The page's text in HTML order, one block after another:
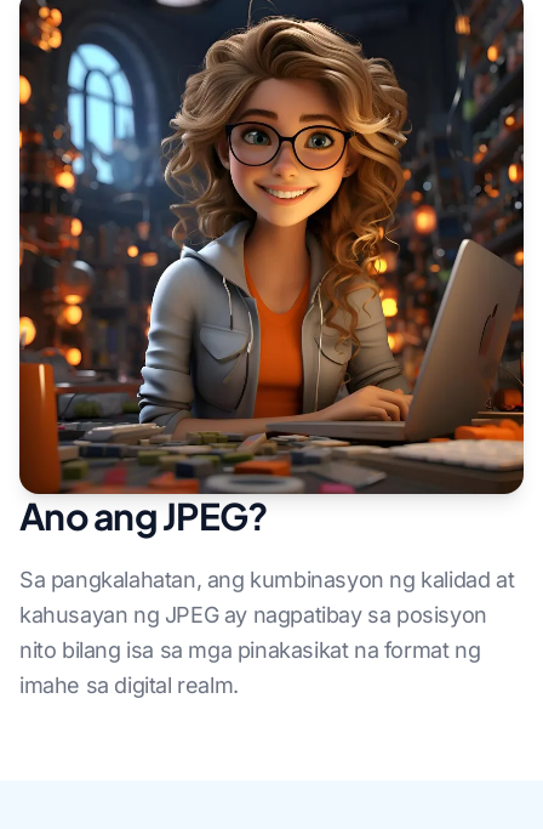
Ano ang JPEG?
Sa pangkalahatan, ang kumbinasyon ng kalidad at
kahusayan ng JPEG ay nagpatibay sa posisyon
nito bilang isa sa mga pinakasikat na format ng
imahe sa digital realm.